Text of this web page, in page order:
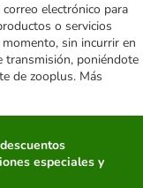
electrónico para
o servicios
sin incurrir en
transmisión, poniéndote
de zooplus. Más
especiales y